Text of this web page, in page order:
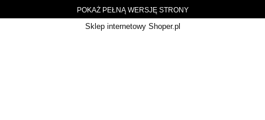
POKAŻ PEŁNĄ WERSJĘ STRONY
Sklep internetowy Shoper.pl